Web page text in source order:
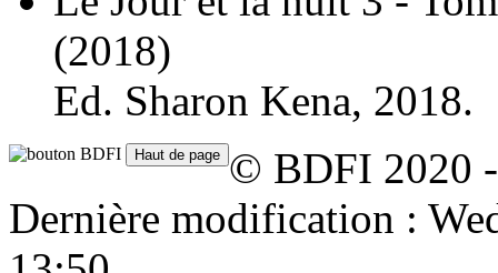
(2018)
Ed. Sharon Kena, 2018.
© BDFI 2020
Dernière modification :